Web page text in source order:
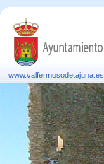
www.valfermosodetajuna.es